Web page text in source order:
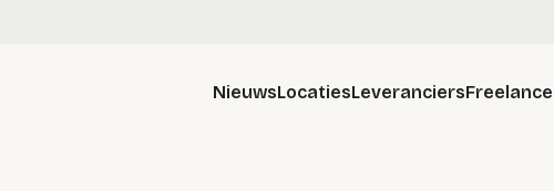
NieuwsLocatiesLeveranciers